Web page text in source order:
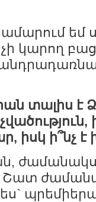
եմ
չի կարող
տալիս է
,
, իսկ ի՞նչ է
Շատ